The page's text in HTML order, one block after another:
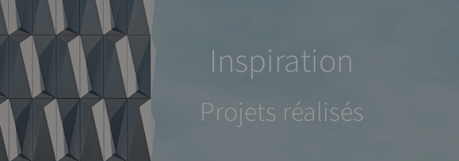
Inspiration
Projets réalisés